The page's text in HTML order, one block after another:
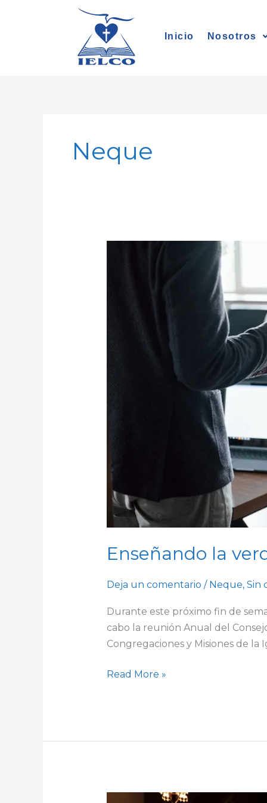
Inicio Nosotros
Neque
Enseñando la
Deja un comentario / Neque, Sin
Durante este próximo fin de
cabo la reunión Anual del
Congregaciones y Misiones de la
Read More »